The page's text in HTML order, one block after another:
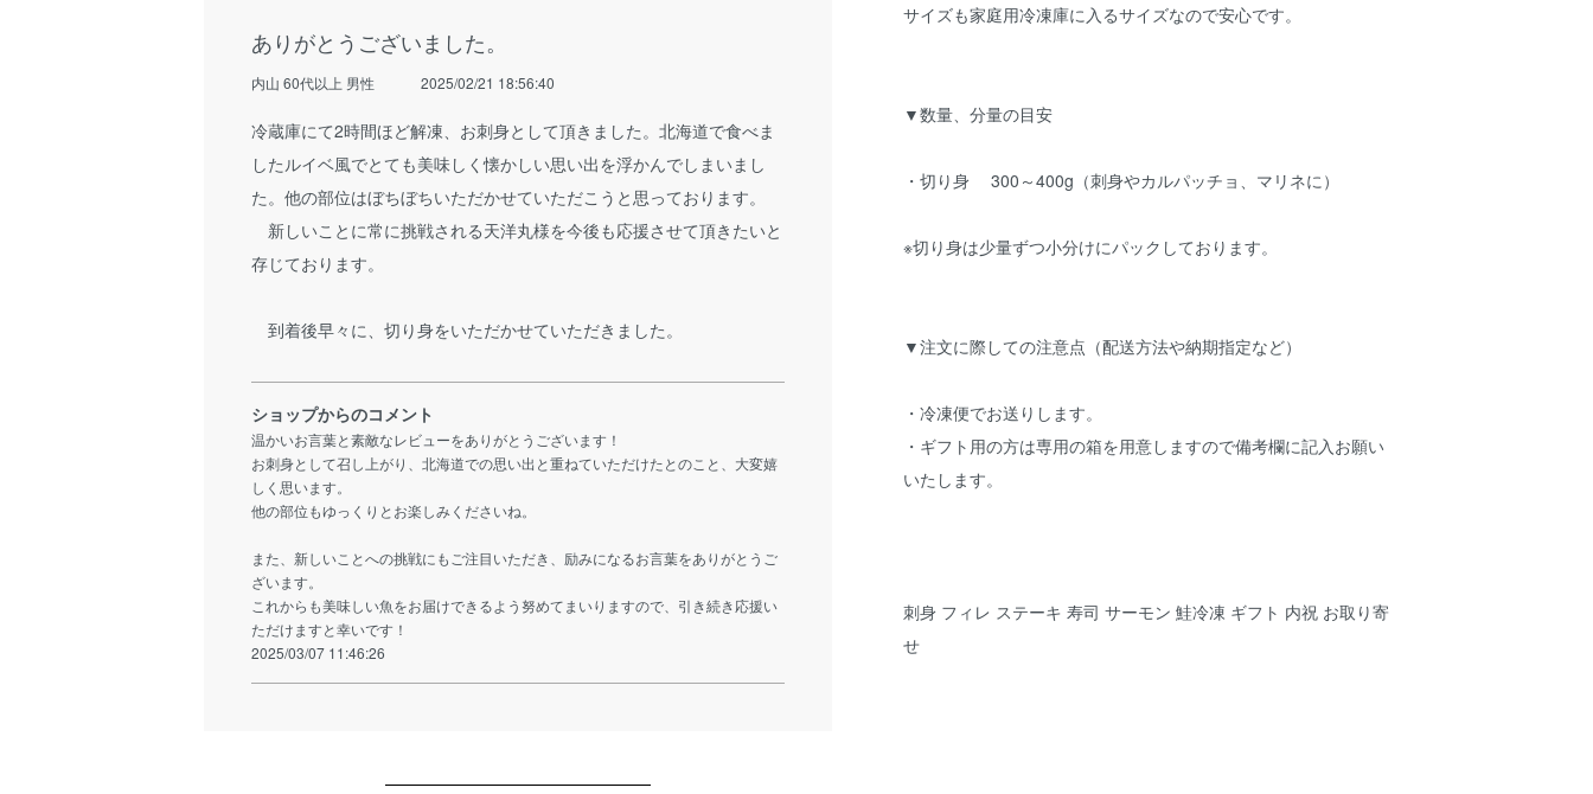
サイズも家庭用冷凍庫に入るサイズなので安心です。
▼数量、分量の目安
・切り身 300～400g（刺身やカルパッチョ、マリネに）
※切り身は少量ずつ小分けにパックしております。
▼注文に際しての注意点（配送方法や納期指定など）
・冷凍便でお送りします。
・ギフト用の方は専用の箱を用意しますので備考欄に記入お願い
いたします。
刺身 フィレ ステーキ 寿司 サーモン 鮭冷凍 ギフト 内祝 お取り寄
せ
ありがとうございました。
内山 60代以上 男性 2025/02/21 18:56:40
冷蔵庫にて2時間ほど解凍、お刺身として頂きました。北海道で食べま
したルイベ風でとても美味しく懐かしい思い出を浮かんでしまいまし
た。他の部位はぼちぼちいただかせていただこうと思っております。
新しいことに常に挑戦される天洋丸様を今後も応援させて頂きたいと
存じております。
到着後早々に、切り身をいただかせていただきました。
ショップからのコメント
温かいお言葉と素敵なレビューをありがとうございます！
お刺身として召し上がり、北海道での思い出と重ねていただけたとのこと、大変嬉
しく思います。
他の部位もゆっくりとお楽しみくださいね。
また、新しいことへの挑戦にもご注目いただき、励みになるお言葉をありがとうご
ざいます。
これからも美味しい魚をお届けできるよう努めてまいりますので、引き続き応援い
ただけますと幸いです！
2025/03/07 11:46:26